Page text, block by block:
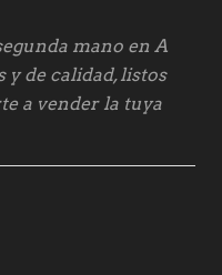
mano en A
y de calidad, listos
a vender la tuya